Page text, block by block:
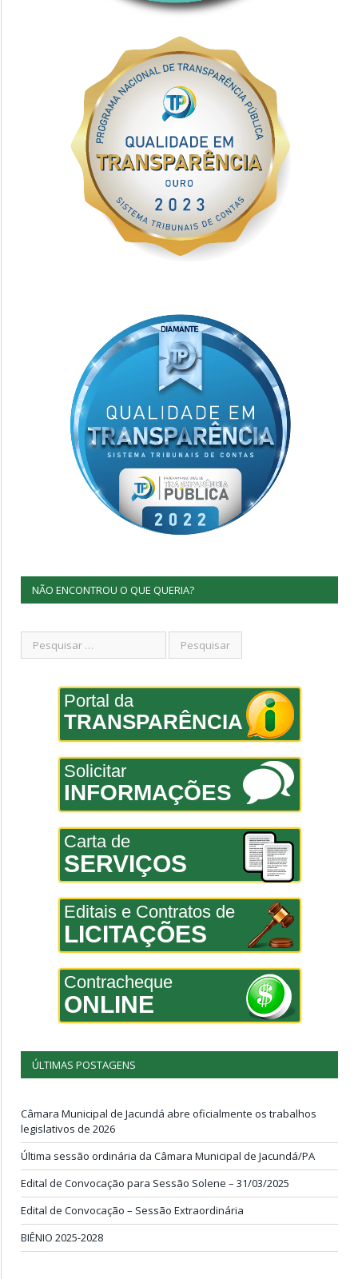
NÃO ENCONTROU O QUE QUERIA?
Portal da
TRANSPARÊNCIA
Solicitar
INFORMAÇÕES
Carta de
SERVIÇOS
Editais e Contratos de
LICITAÇÕES
Contracheque
ONLINE
ÚLTIMAS POSTAGENS
Câmara Municipal de Jacundá abre oficialmente os trabalhos
legislativos de 2026
Última sessão ordinária da Câmara Municipal de Jacundá/PA
Edital de Convocação para Sessão Solene – 31/03/2025
Edital de Convocação – Sessão Extraordinária
BIÊNIO 2025-2028